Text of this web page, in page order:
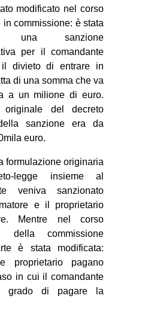
modificato nel corso
in commissione: è stata
una sanzione
per il comandante
divieto di entrare in
di una somma che va
a un milione di euro.
del decreto
della sanzione era da
euro.
formulazione originaria
legge insieme al
veniva sanzionato
e il proprietario
Mentre nel corso
della commissione
è stata modificata:
proprietario pagano
in cui il comandante
di pagare la